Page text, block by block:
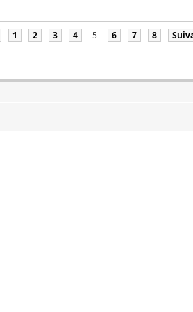
1 2 3 4 5 6 7 8